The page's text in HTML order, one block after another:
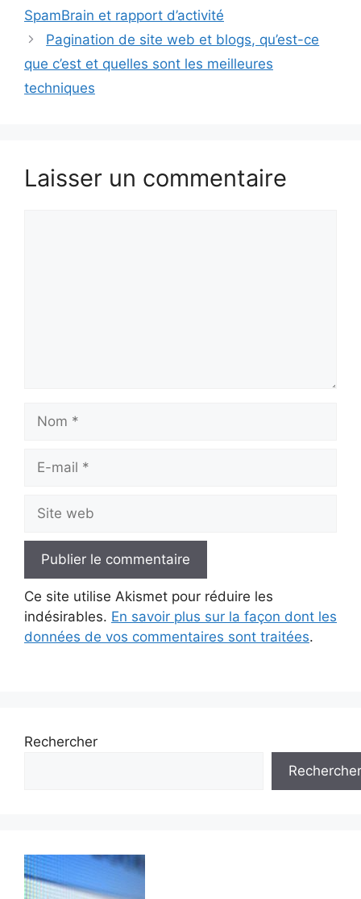
SpamBrain et rapport d’activité
Pagination de site web et blogs, qu’est-ce
que c’est et quelles sont les meilleures
techniques
Laisser un commentaire
mail
web
Ce site utilise Akismet pour réduire les
indésirables. En savoir plus sur la façon dont les
données de vos commentaires sont traitées.
Rechercher
Rechercher